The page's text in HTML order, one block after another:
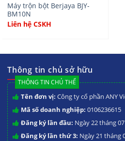
Máy trộn bột Berjaya BJY-
BM10N
Liên hệ CSKH
Thông tin chủ sở hữu
THÔNG TIN CHỦ THỂ
Tên đơn vị: Công ty cổ phần ANY
Mã số doanh nghiệp: 0106236615
Đăng ký lần đầu: Ngày 22 tháng
Đăng ký lần thứ 3: Ngày 21 tháng